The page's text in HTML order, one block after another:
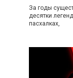
За годы
десятки
пасхалках,